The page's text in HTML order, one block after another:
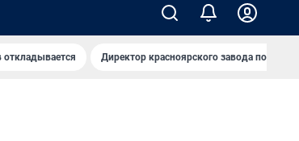
Директор красноярского завода под